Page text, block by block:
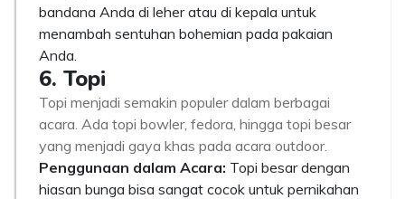
bandana Anda di leher atau di kepala untuk
menambah sentuhan bohemian pada pakaian
Anda.
6. Topi
Topi menjadi semakin populer dalam berbagai
acara. Ada topi bowler, fedora, hingga topi besar
yang menjadi gaya khas pada acara outdoor.
Penggunaan dalam Acara: Topi besar dengan
hiasan bunga bisa sangat cocok untuk pernikahan